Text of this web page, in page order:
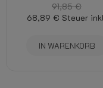
91,85 €
68,89 € Steuer
IN WARENKORB